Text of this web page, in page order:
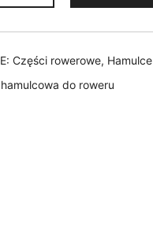
STAL
MTB
Części rowerowe, Hamulce
do roweru